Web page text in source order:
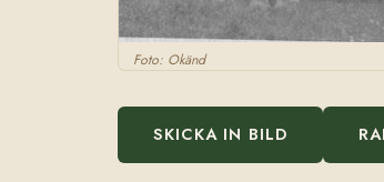
Foto: Okänd
SKICKA IN BILD